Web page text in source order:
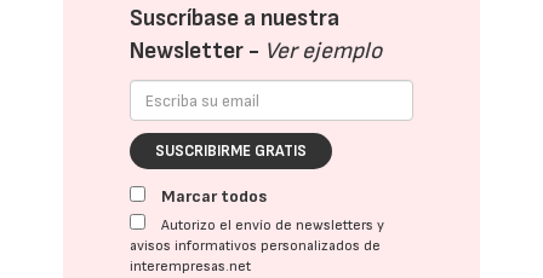
Suscríbase a nuestra
Newsletter - Ver ejemplo
SUSCRIBIRME GRATIS
Marcar todos
Autorizo el envío de newsletters y
avisos informativos personalizados de
interempresas.net